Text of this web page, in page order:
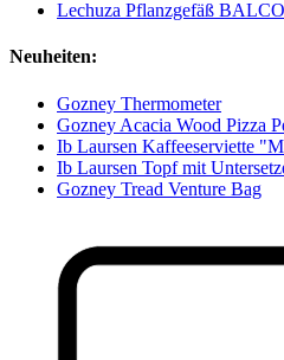
Lechuza Pflanzgefäß
Neuheiten:
Gozney Thermometer
Gozney Acacia Wood Pizza
Ib Laursen Kaffeeserviette
Ib Laursen Topf mit
Gozney Tread Venture Bag